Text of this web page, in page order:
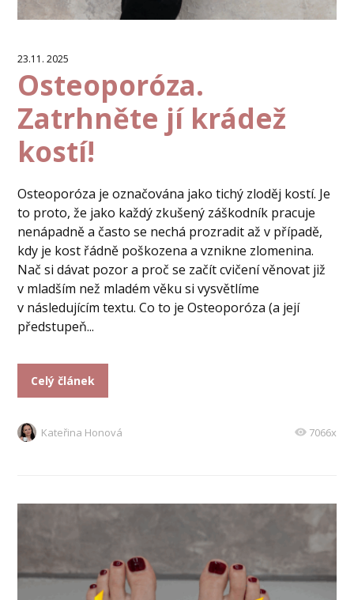
23.11. 2025
Osteoporóza.
Zatrhněte jí krádež
kostí!
Osteoporóza je označována jako tichý zloděj kostí. Je
to proto, že jako každý zkušený záškodník pracuje
nenápadně a často se nechá prozradit až v případě,
kdy je kost řádně poškozena a vznikne zlomenina.
Nač si dávat pozor a proč se začít cvičení věnovat již
v mladším než mladém věku si vysvětlíme
v následujícím textu. Co to je Osteoporóza (a její
předstupeň...
Celý článek
Kateřina Honová 7066x